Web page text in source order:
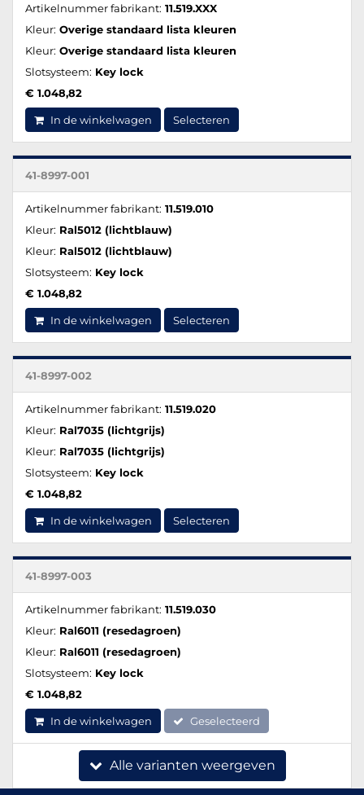
Artikelnummer fabrikant: 11.519.XXX
Kleur: Overige standaard lista kleuren
Kleur: Overige standaard lista kleuren
Slotsysteem: Key lock
€ 1.048,82
In de winkelwagen Selecteren
41-8997-001
Artikelnummer fabrikant: 11.519.010
Kleur: Ral5012 (lichtblauw)
Kleur: Ral5012 (lichtblauw)
Slotsysteem: Key lock
€ 1.048,82
In de winkelwagen Selecteren
41-8997-002
Artikelnummer fabrikant: 11.519.020
Kleur: Ral7035 (lichtgrijs)
Kleur: Ral7035 (lichtgrijs)
Slotsysteem: Key lock
€ 1.048,82
In de winkelwagen Selecteren
41-8997-003
Artikelnummer fabrikant: 11.519.030
Kleur: Ral6011 (resedagroen)
Kleur: Ral6011 (resedagroen)
Slotsysteem: Key lock
€ 1.048,82
In de winkelwagen Geselecteerd
Alle varianten weergeven